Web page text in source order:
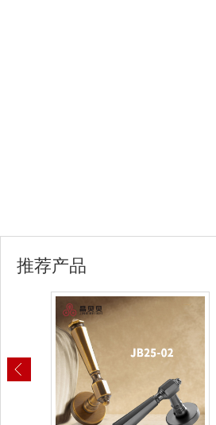
推荐产品